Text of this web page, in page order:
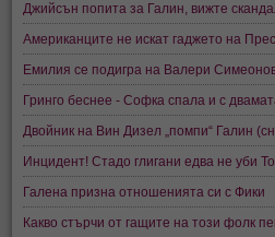
Джийсън попита за Галин, вижте
Американците не искат гаджето на
Емилия се подигра на Валери Симеонов
Гринго беснее - Софка спала и с
Двойник на Вин Дизел „помпи“ Галин
Инцидент! Стадо глигани едва не уби
Галена призна отношенията си с Фики
Какво стърчи от гащите на този фолк